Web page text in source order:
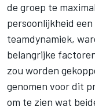
de groep te
persoonlijkheid
teamdynamiek,
belangrijke
zou worden
genomen voor dit
om te zien wat